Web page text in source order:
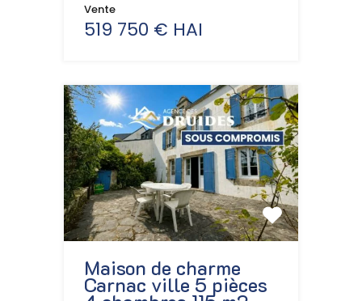
Vente
519 750 € HAI
Maison de charme
Carnac ville 5 pièces